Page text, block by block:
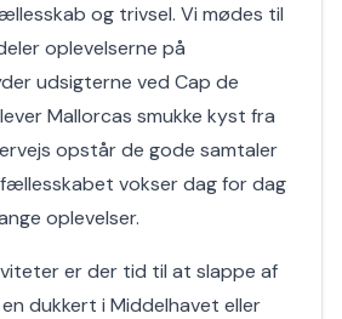
og trivsel. Vi mødes til
oplevelserne på
udsigterne ved Cap de
Mallorcas smukke kyst fra
opstår de gode samtaler
vokser dag for dag
oplevelser.
er der tid til at slappe af
dukkert i Middelhavet eller